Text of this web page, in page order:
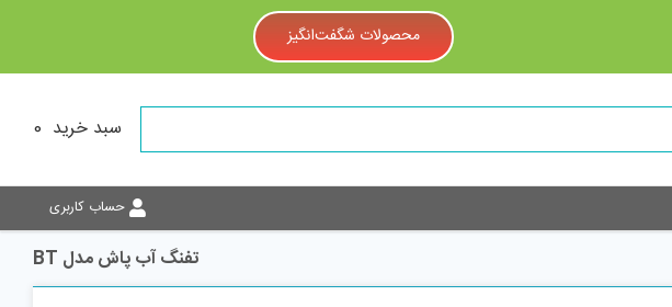
محصولات شگفت‌انگیز
سبد خرید 0
حساب کاربری
تفنگ آب پاش مدل BT